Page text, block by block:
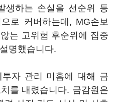
생하는 손실을 선순위 등
로 커버하는데, MG손보
는 고위험 후순위에 집중
명했습니다.
자 관리 미흡에 대해 금
를 내렸습니다. 금감원은